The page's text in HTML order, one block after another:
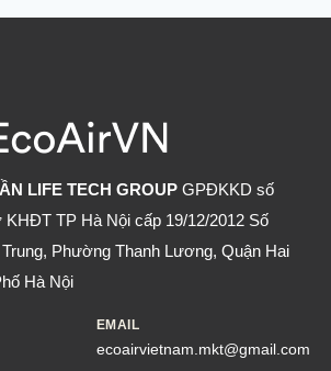
LIFE TECH GROUP GPĐKKD số
KHĐT TP Hà Nội cấp 19/12/2012 Số
Phường Thanh Lương, Quận Hai
Hà Nội
EMAIL
ecoairvietnam.mkt@gmail.com